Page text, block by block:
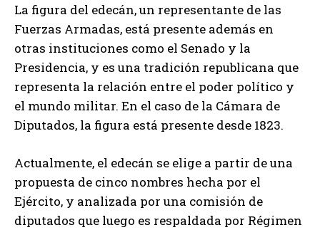
La figura del edecán, un representante de las
Fuerzas Armadas, está presente además en
otras instituciones como el Senado y la
Presidencia, y es una tradición republicana que
representa la relación entre el poder político y
el mundo militar. En el caso de la Cámara de
Diputados, la figura está presente desde 1823.
Actualmente, el edecán se elige a partir de una
propuesta de cinco nombres hecha por el
Ejército, y analizada por una comisión de
diputados que luego es respaldada por Régimen